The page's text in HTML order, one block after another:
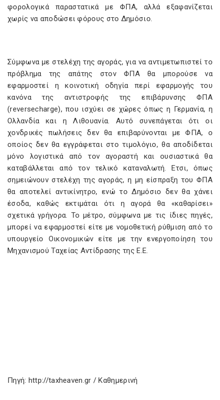
φορολογικά παραστατικά με ΦΠΑ, αλλά εξαφανίζεται
χωρίς να αποδώσει φόρους στο Δημόσιο.
Σύμφωνα με στελέχη της αγοράς, για να αντιμετωπιστεί το
πρόβλημα της απάτης στον ΦΠΑ θα μπορούσε να
εφαρμοστεί η κοινοτική οδηγία περί εφαρμογής του
κανόνα της αντιστροφής της επιβάρυνσης ΦΠΑ
(reversecharge), που ισχύει σε χώρες όπως η Γερμανία, η
Ολλανδία και η Λιθουανία. Αυτό συνεπάγεται ότι οι
χονδρικές πωλήσεις δεν θα επιβαρύνονται με ΦΠΑ, ο
οποίος δεν θα εγγράφεται στο τιμολόγιο, θα αποδίδεται
μόνο λογιστικά από τον αγοραστή και ουσιαστικά θα
καταβάλλεται από τον τελικό καταναλωτή. Ετσι, όπως
σημειώνουν στελέχη της αγοράς, η μη είσπραξη του ΦΠΑ
θα αποτελεί αντικίνητρο, ενώ το Δημόσιο δεν θα χάνει
έσοδα, καθώς εκτιμάται ότι η αγορά θα «καθαρίσει»
σχετικά γρήγορα. Το μέτρο, σύμφωνα με τις ίδιες πηγές,
μπορεί να εφαρμοστεί είτε με νομοθετική ρύθμιση από το
υπουργείο Οικονομικών είτε με την ενεργοποίηση του
Μηχανισμού Ταχείας Αντίδρασης της Ε.Ε.
Πηγή: http://taxheaven.gr / Καθημερινή